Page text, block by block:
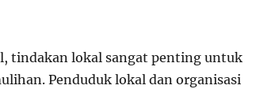
tindakan lokal sangat penting untuk
Penduduk lokal dan organisasi